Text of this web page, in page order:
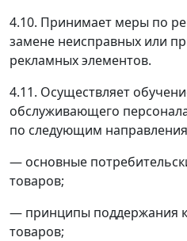
4.10. Принимает меры по
замене неисправных или
рекламных элементов.
4.11. Осуществляет
обслуживающего
по следующим
— основные
товаров;
— принципы поддержания
товаров;